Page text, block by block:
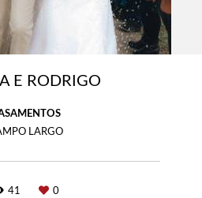
E RODRIGO
LARGO
41 0